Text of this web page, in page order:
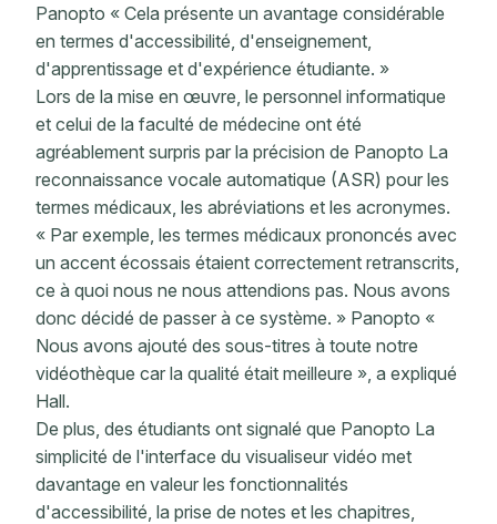
Panopto « Cela présente un avantage considérable
en termes d'accessibilité, d'enseignement,
d'apprentissage et d'expérience étudiante. »
Lors de la mise en œuvre, le personnel informatique
et celui de la faculté de médecine ont été
agréablement surpris par la précision de Panopto La
reconnaissance vocale automatique (ASR) pour les
termes médicaux, les abréviations et les acronymes.
« Par exemple, les termes médicaux prononcés avec
un accent écossais étaient correctement retranscrits,
ce à quoi nous ne nous attendions pas. Nous avons
donc décidé de passer à ce système. » Panopto «
Nous avons ajouté des sous-titres à toute notre
vidéothèque car la qualité était meilleure », a expliqué
Hall.
De plus, des étudiants ont signalé que Panopto La
simplicité de l'interface du visualiseur vidéo met
davantage en valeur les fonctionnalités
d'accessibilité, la prise de notes et les chapitres,